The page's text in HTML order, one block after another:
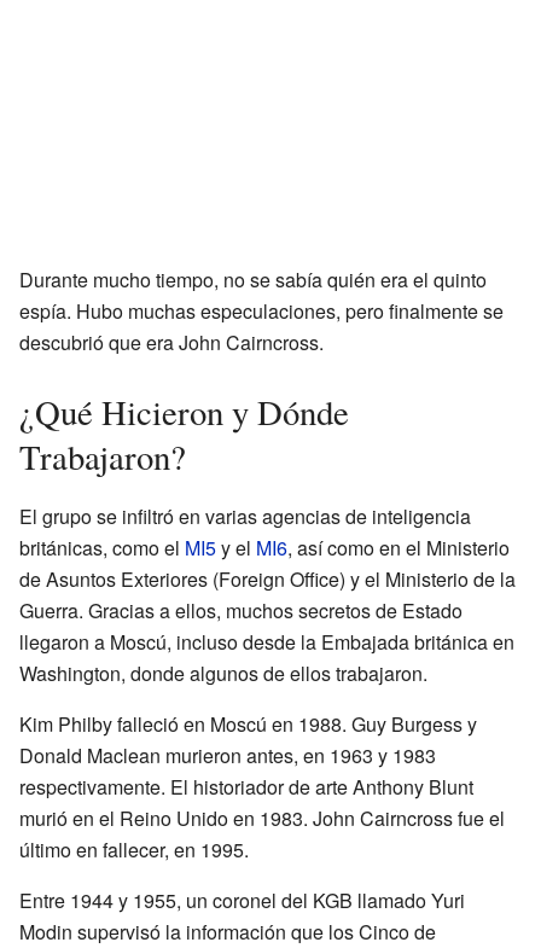
Durante mucho tiempo, no se sabía quién era el quinto
espía. Hubo muchas especulaciones, pero finalmente se
descubrió que era John Cairncross.
¿Qué Hicieron y Dónde
Trabajaron?
El grupo se infiltró en varias agencias de inteligencia
británicas, como el MI5y el MI6, así como en el Ministerio
de Asuntos Exteriores (Foreign Office) y el Ministerio de la
Guerra. Gracias a ellos, muchos secretos de Estado
llegaron a Moscú, incluso desde la Embajada británica en
Washington, donde algunos de ellos trabajaron.
Kim Philby falleció en Moscú en 1988. Guy Burgess y
Donald Maclean murieron antes, en 1963 y 1983
respectivamente. El historiador de arte Anthony Blunt
murió en el Reino Unido en 1983. John Cairncross fue el
último en fallecer, en 1995.
Entre 1944 y 1955, un coronel del KGB llamado Yuri
Modin supervisó la información que los Cinco de